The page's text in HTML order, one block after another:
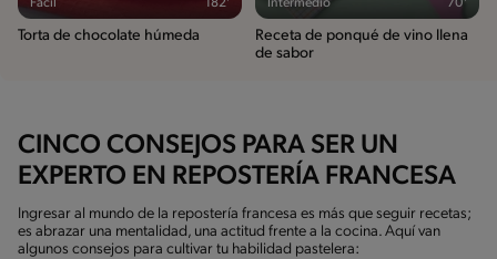
Fácil 182'
Torta de chocolate húmeda
Intermedio 70'
Receta de ponqué de vino llena
de sabor
CINCO CONSEJOS PARA SER UN
EXPERTO EN REPOSTERÍA FRANCESA
Ingresar al mundo de la repostería francesa es más que seguir recetas;
es abrazar una mentalidad, una actitud frente a la cocina. Aquí van
algunos consejos para cultivar tu habilidad pastelera: